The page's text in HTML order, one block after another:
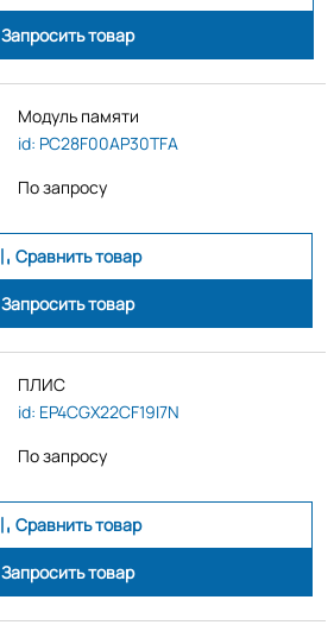
Запросить товар
Модуль памяти
id: PC28F00AP30TFA
По запросу
Сравнить товар
Запросить товар
ПЛИС
id: EP4CGX22CF19I7N
По запросу
Сравнить товар
Запросить товар